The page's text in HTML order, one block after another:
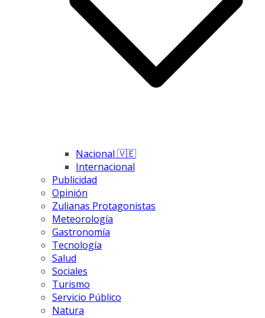
Nacional 🇻🇪
Internacional
Publicidad
Opinión
Zulianas Protagonistas
Meteorología
Gastronomía
Tecnología
Salud
Sociales
Turismo
Servicio Público
Natura